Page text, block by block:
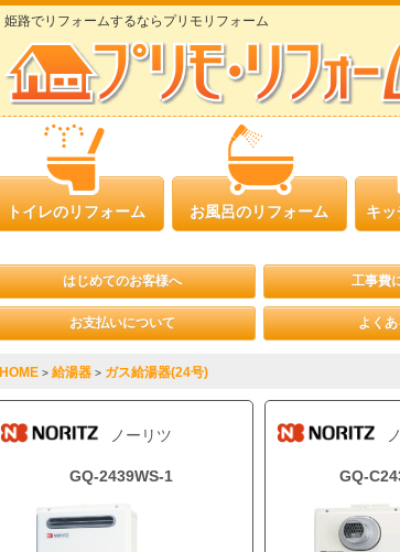
姫路でリフォームするならプリモリフォーム
トイレのリフォーム お風呂のリフォーム キ
はじめてのお客様へ 工事費
お支払いについて よく
HOME > 給湯器 > ガス給湯器(24号)
ノーリツ
GQ-2439WS-1 GQ-